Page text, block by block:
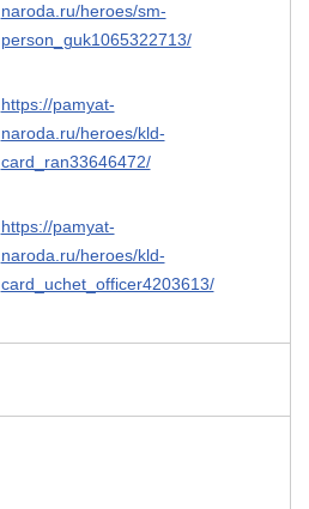
naroda.ru/heroes/sm-
person_guk1065322713/
https://pamyat-
naroda.ru/heroes/kld-
card_ran33646472/
https://pamyat-
naroda.ru/heroes/kld-
card_uchet_officer4203613/